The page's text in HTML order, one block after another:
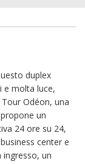
duplex
e molta luce,
Odéon, una
un
24 ore su 24,
center e
ingresso, un